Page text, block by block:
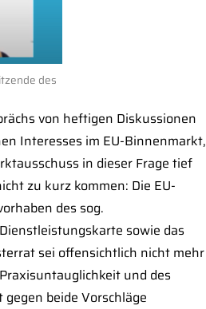
des
von heftigen Diskussionen
Interesses im EU-Binnenmarkt,
in dieser Frage tief
zu kurz kommen: Die EU-
des sog.
sowie das
sei offensichtlich nicht mehr
und des
beide Vorschläge